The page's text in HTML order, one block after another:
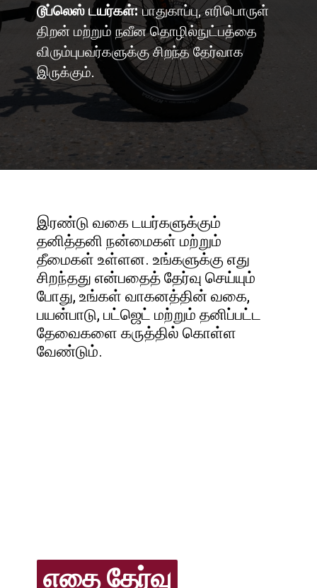
டூப்லெஸ் டயர்கள்:பாதுகாப்பு, எரிபொருள்
திறன் மற்றும் நவீன தொழில்நுட்பத்தை
விரும்புபவர்களுக்கு சிறந்த தேர்வாக
இருக்கும்.
இரண்டு வகை டயர்களுக்கும்
தனித்தனி நன்மைகள் மற்றும்
தீமைகள் உள்ளன. உங்களுக்கு எது
சிறந்தது என்பதைத் தேர்வு செய்யும்
போது, உங்கள் வாகனத்தின் வகை,
பயன்பாடு, பட்ஜெட் மற்றும் தனிப்பட்ட
தேவைகளை கருத்தில் கொள்ள
வேண்டும்.
எதை தேர்வு
எதை தேர்வு